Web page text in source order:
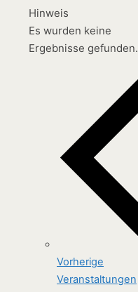
Hinweis
Es wurden keine
Ergebnisse gefunden.
Vorherige
Veranstaltungen